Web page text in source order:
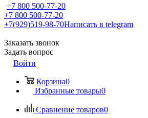
+7 800 500-77-20
+7 800 500-77-20
+7(929)519-98-70Написать в telegram
Заказать звонок
Задать вопрос
Войти
Корзина0
Избранные товары0
Сравнение товаров0